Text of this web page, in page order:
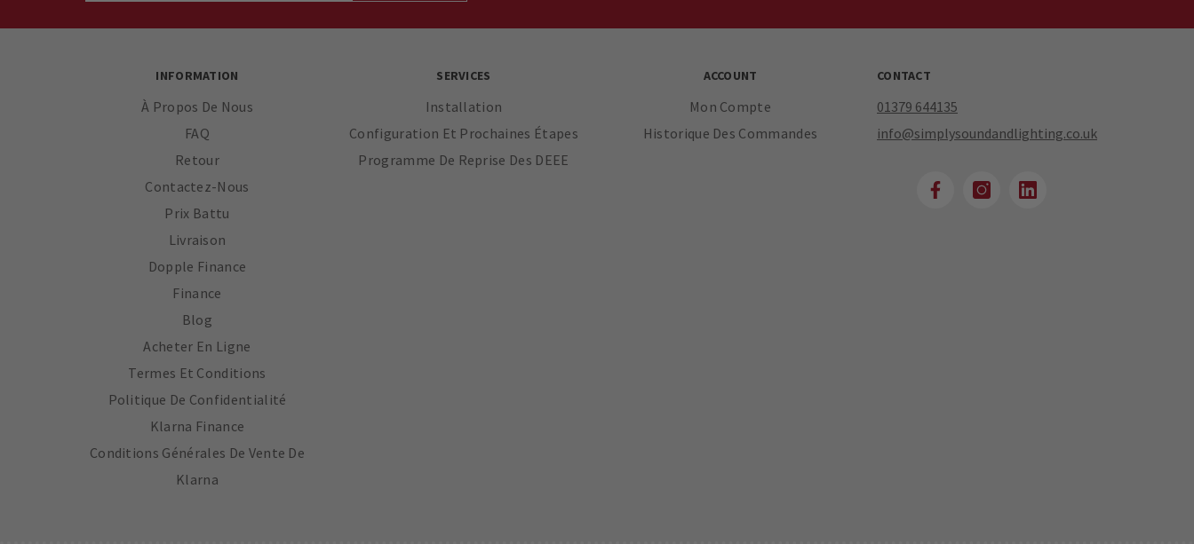
INFORMATION
À Propos De Nous
FAQ
Retour
Contactez-Nous
Prix ​​battu
Livraison
Dopple Finance
Finance
Blog
Acheter En Ligne
Termes Et Conditions
Politique De Confidentialité
Klarna Finance
Conditions Générales De Vente De
Klarna
SERVICES
Installation
Configuration Et Prochaines Étapes
Programme De Reprise Des DEEE
ACCOUNT
Mon Compte
Historique Des Commandes
CONTACT
01379 644135
info@simplysoundandlighting.co.uk